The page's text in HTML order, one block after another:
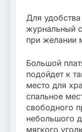
Для
журнальный
при желании
Большой
подойдет к
место для
спальное
свободного
небольшого
мягкого